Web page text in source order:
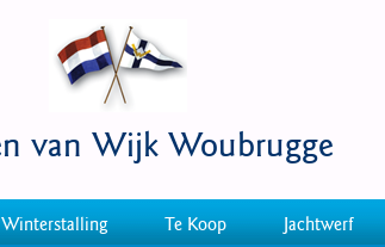
van Wijk Woubrugge
Winterstalling Te Koop Jachtwerf